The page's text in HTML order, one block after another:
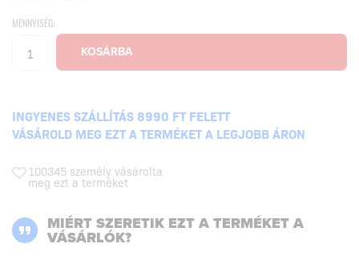
MENNYISÉG:
INGYENES SZÁLLÍTÁS 8990 FT FELETT
VÁSÁROLD MEG EZT A TERMÉKET A LEGJOBB ÁRON
100345 személy vásárolta
meg ezt a terméket
MIÉRT SZERETIK EZT A TERMÉKET A
VÁSÁRLÓK?